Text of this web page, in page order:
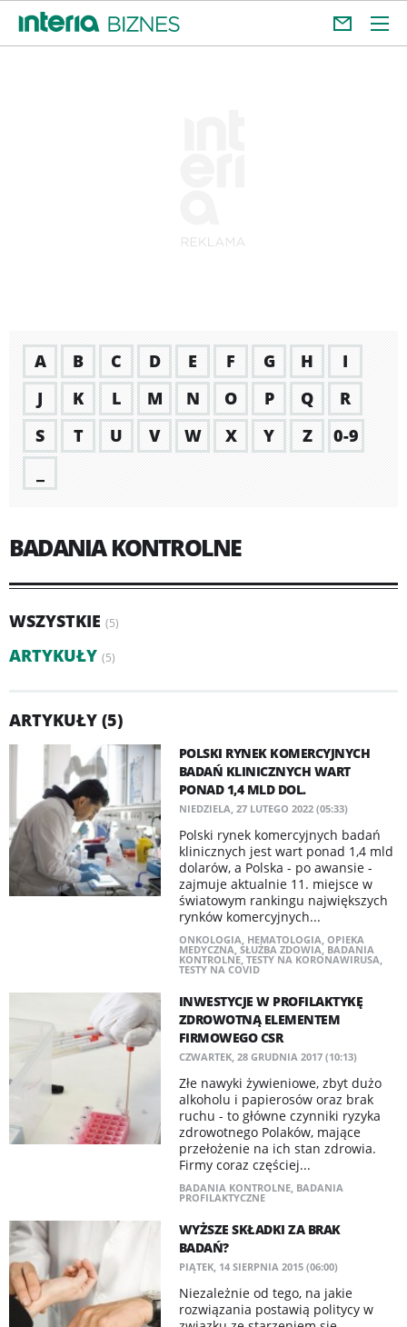
A B C D E F G H
I
J
K L M N O P Q
R
S
T U V W X Y Z
0-9
BADANIA KONTROLNE
WSZYSTKIE (5)
ARTYKUŁY (5)
ARTYKUŁY (5)
POLSKI RYNEK KOMERCYJNYCH
BADAŃ KLINICZNYCH WART
PONAD 1,4 MLD DOL.
NIEDZIELA, 27 LUTEGO 2022 (05:33)
Polski rynek komercyjnych badań
klinicznych jest wart ponad 1,4 mld
dolarów, a Polska - po awansie -
zajmuje aktualnie 11. miejsce w
światowym rankingu największych
rynków komercyjnych...
ONKOLOGIA, HEMATOLOGIA, OPIEKA
MEDYCZNA, SŁUŻBA ZDOWIA, BADANIA
KONTROLNE, TESTY NA KORONAWIRUSA,
TESTY NA COVID
INWESTYCJE W PROFILAKTYKĘ
ZDROWOTNĄ ELEMENTEM
FIRMOWEGO CSR
CZWARTEK, 28 GRUDNIA 2017 (10:13)
Złe nawyki żywieniowe, zbyt dużo
alkoholu i papierosów oraz brak
ruchu - to główne czynniki ryzyka
zdrowotnego Polaków, mające
przełożenie na ich stan zdrowia.
Firmy coraz częściej...
BADANIA KONTROLNE, BADANIA
PROFILAKTYCZNE
WYŻSZE SKŁADKI ZA BRAK
BADAŃ?
PIĄTEK, 14 SIERPNIA 2015 (06:00)
Niezależnie od tego, na jakie
rozwiązania postawią politycy w